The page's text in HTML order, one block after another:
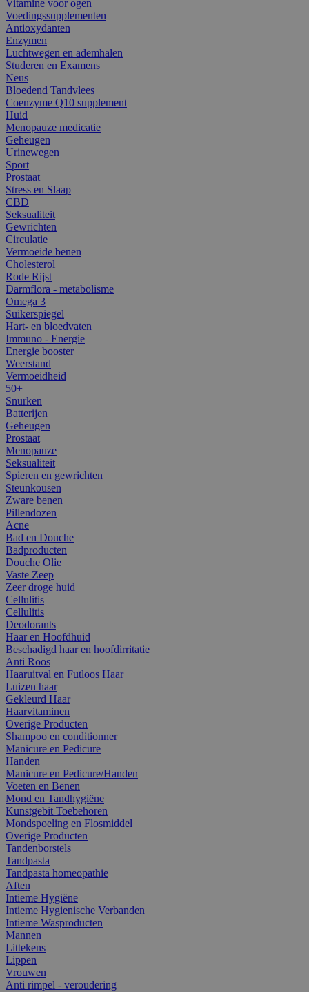
Vitamine voor ogen
Voedingssupplementen
Antioxydanten
Enzymen
Luchtwegen en ademhalen
Studeren en Examens
Neus
Bloedend Tandvlees
Coenzyme Q10 supplement
Huid
Menopauze medicatie
Geheugen
Urinewegen
Sport
Prostaat
Stress en Slaap
CBD
Seksualiteit
Gewrichten
Circulatie
Vermoeide benen
Cholesterol
Rode Rijst
Darmflora - metabolisme
Omega 3
Suikerspiegel
Hart- en bloedvaten
Immuno - Energie
Energie booster
Weerstand
Vermoeidheid
50+
Snurken
Batterijen
Geheugen
Prostaat
Menopauze
Seksualiteit
Spieren en gewrichten
Steunkousen
Zware benen
Pillendozen
Acne
Bad en Douche
Badproducten
Douche Olie
Vaste Zeep
Zeer droge huid
Cellulitis
Cellulitis
Deodorants
Haar en Hoofdhuid
Beschadigd haar en hoofdirritatie
Anti Roos
Haaruitval en Futloos Haar
Luizen haar
Gekleurd Haar
Haarvitaminen
Overige Producten
Shampoo en conditionner
Manicure en Pedicure
Handen
Manicure en Pedicure/Handen
Voeten en Benen
Mond en Tandhygiëne
Kunstgebit Toebehoren
Mondspoeling en Flosmiddel
Overige Producten
Tandenborstels
Tandpasta
Tandpasta homeopathie
Aften
Intieme Hygiëne
Intieme Hygienische Verbanden
Intieme Wasproducten
Mannen
Littekens
Lippen
Vrouwen
Anti rimpel - veroudering